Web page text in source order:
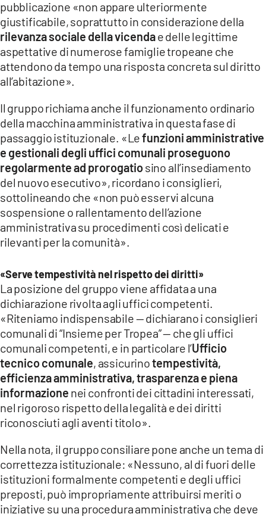
pubblicazione «non appare ulteriormente
giustificabile, soprattutto in considerazione della
rilevanza sociale della vicendae delle legittime
aspettative di numerose famiglie tropeane che
attendono da tempo una risposta concreta sul diritto
all’abitazione».
Il gruppo richiama anche il funzionamento ordinario
della macchina amministrativa in questa fase di
passaggio istituzionale. «Lefunzioni amministrative
e gestionali degli uffici comunali proseguono
regolarmente ad prorogatiosino all’insediamento
del nuovo esecutivo», ricordano i consiglieri,
sottolineando che «non può esservi alcuna
sospensione o rallentamento dell’azione
amministrativa su procedimenti così delicati e
rilevanti per la comunità».
«Serve tempestività nel rispetto dei diritti»
La posizione del gruppo viene affidata a una
dichiarazione rivolta agli uffici competenti.
«Riteniamo indispensabile — dichiarano i consiglieri
comunali di “Insieme per Tropea” — che gli uffici
comunali competenti, e in particolare l’Ufficio
tecnico comunale, assicurinotempestività,
efficienza amministrativa, trasparenza e piena
informazione nei confronti dei cittadini interessati,
nel rigoroso rispetto della legalità e dei diritti
riconosciuti agli aventi titolo».
Nella nota, il gruppo consiliare pone anche un tema di
correttezza istituzionale: «Nessuno, al di fuori delle
istituzioni formalmente competenti e degli uffici
preposti, può impropriamente attribuirsi meriti o
iniziative su una procedura amministrativa che deve